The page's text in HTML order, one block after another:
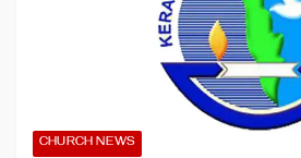
CHURCH NEWS